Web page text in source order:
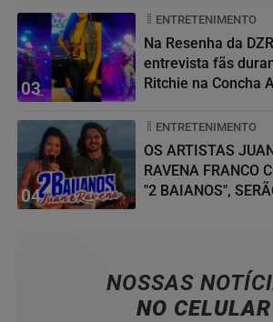
03
ENTRETENIMENTO
Na Resenha da
entrevista fãs
Ritchie na Concha
04
ENTRETENIMENTO
OS ARTISTAS
RAVENA FRANCO
"2 BAIANOS",
NOSSAS
NO CELULAR